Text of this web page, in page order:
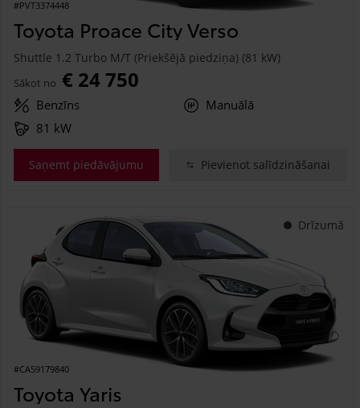
#PVT3374448
Toyota Proace City Verso
Shuttle 1.2 Turbo M/T (Priekšējā piedziņa) (81 kW)
Sākot no € 24 750
Benzīns
Manuālā
81 kW
Saņemt piedāvājumu Pievienot salīdzināšanai
Drīzumā
#CA59179840
Toyota Yaris